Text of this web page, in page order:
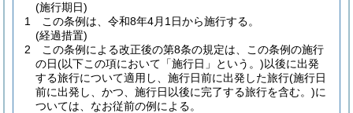
(施行期日)
1
この条例は、令和8年4月1日から施行する。
(経過措置)
2
この条例による改正後の第8条の規定は、この条例の施行
の日(以下この項において「施行日」という。)以後に出発
する旅行について適用し、施行日前に出発した旅行(施行日
前に出発し、かつ、施行日以後に完了する旅行を含む。)に
ついては、なお従前の例による。